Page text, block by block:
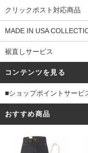
クリックポスト対応商品
MADE IN USA
裾直しサービス
コンテンツを見る
■ショップポイントサービ
おすすめ商品